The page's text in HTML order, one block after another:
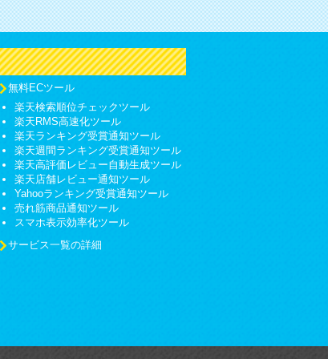
無料ECツール
楽天検索順位チェックツール
楽天RMS高速化ツール
楽天ランキング受賞通知ツール
楽天週間ランキング受賞通知ツール
楽天高評価レビュー自動生成ツール
楽天店舗レビュー通知ツール
Yahooランキング受賞通知ツール
売れ筋商品通知ツール
スマホ表示効率化ツール
サービス一覧の詳細